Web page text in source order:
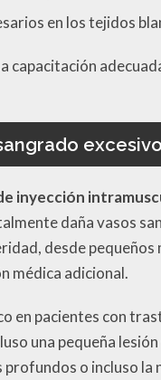
en los tejidos
excesivo
inyección
daña vasos
desde
médica adicional.
en pacientes con
una pequeña
o incluso